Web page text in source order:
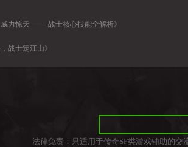
威力惊天 —— 战士核心技能全解析》
战士定江山》
法律免责：只适用于传奇SF类游戏辅助的